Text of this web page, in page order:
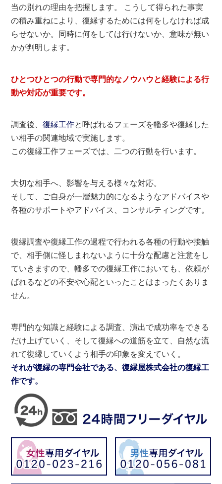
当の別れの理由を把握します。 こうして得られた事実
の積み重ねにより、復縁するためには何をしなければ成
らせないか。同時に何をしては行けないか、意味が無い
かが判明します。
ひとつひとつの行動で専門的なノウハウと経験による行
動や対応が重要です。
調査後、復縁工作と呼ばれるフェーズを幡多や復縁した
い相手の関連地域で実施します。
この復縁工作フェーズでは、二つの行動を行います。
大切な相手へ、影響を与える様々な対応。
そして、ご自身が一層魅力的になるようなアドバイスや
各種のサポートやアドバイス、コンサルティングです。
復縁調査や復縁工作の過程で行われる各種の行動や接触
で、相手側に怪しまれないように十分な配慮と注意をし
ていきますので、幡多での復縁工作においても、依頼が
ばれるなどの不安や心配といったことはまったくありま
せん。
専門的な知識と経験による調査、演出で成功率をできる
だけ上げていく、そして復縁への道筋を立て、自然な流
れて復縁していくよう相手の印象を変えていく。
それが復縁の専門会社である、復縁屋株式会社の復縁工
作です。